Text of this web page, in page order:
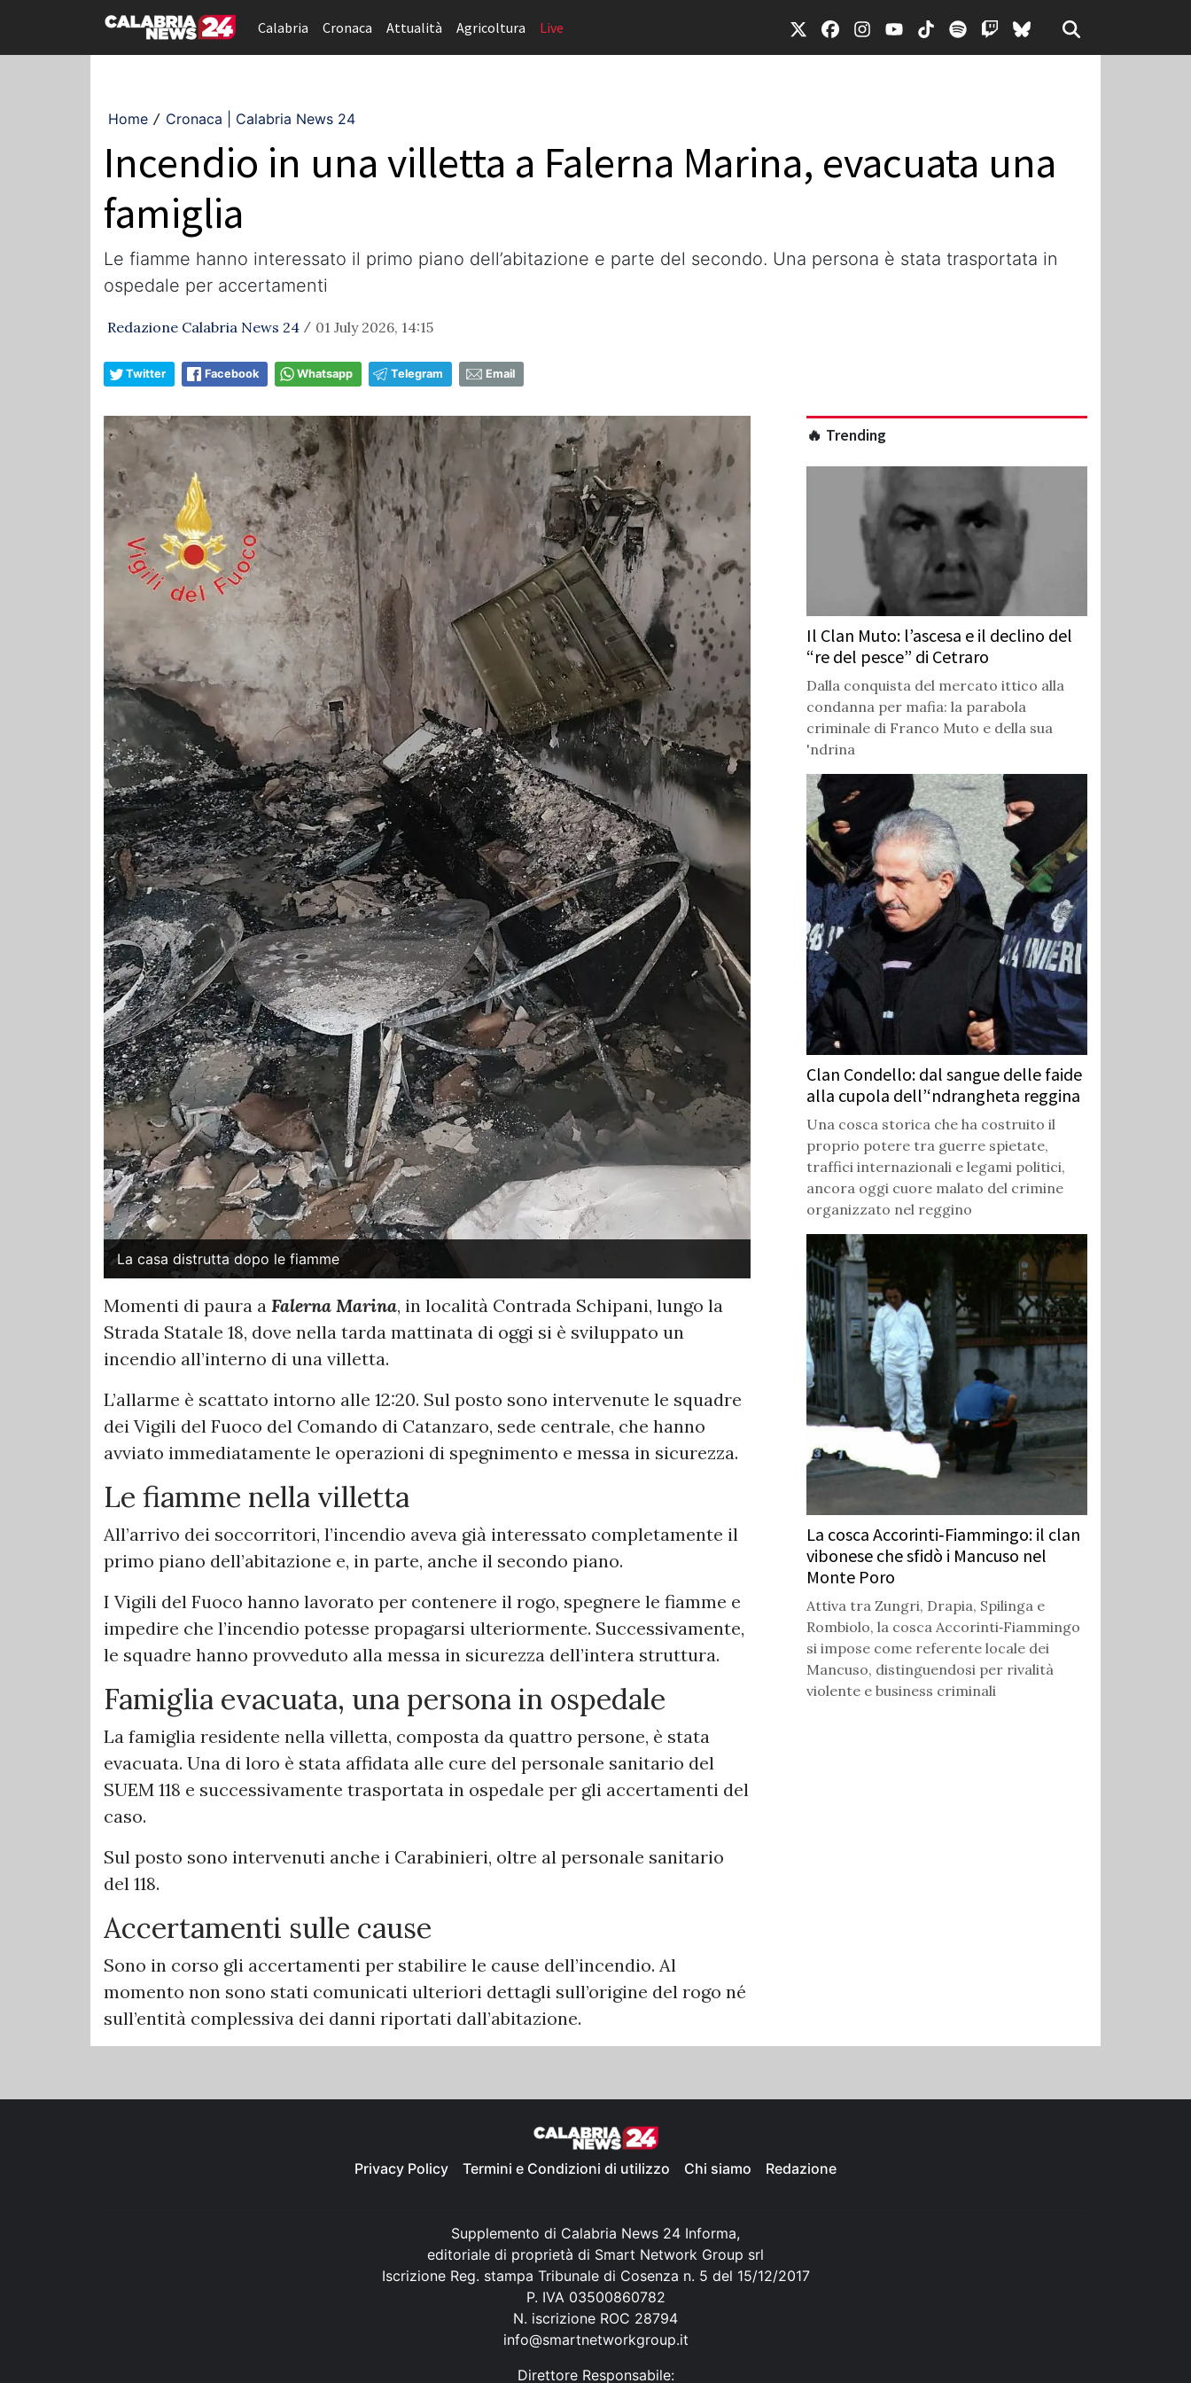
Calabria Cronaca Attualità Agricoltura Live
Home / Cronaca | Calabria News 24
Incendio in una villetta a Falerna Marina, evacuata una
famiglia
Le fiamme hanno interessato il primo piano dell’abitazione e parte del secondo. Una persona è stata trasportata in
ospedale per accertamenti
Redazione Calabria News 24 / 01 July 2026, 14:15
Twitter Facebook Whatsapp Telegram Email
La casa distrutta dopo le fiamme
Momenti di paura a Falerna Marina, in località Contrada Schipani, lungo la
Strada Statale 18, dove nella tarda mattinata di oggi si è sviluppato un
incendio all’interno di una villetta.
L’allarme è scattato intorno alle 12:20. Sul posto sono intervenute le squadre
dei Vigili del Fuoco del Comando di Catanzaro, sede centrale, che hanno
avviato immediatamente le operazioni di spegnimento e messa in sicurezza.
Le fiamme nella villetta
All’arrivo dei soccorritori, l’incendio aveva già interessato completamente il
primo piano dell’abitazione e, in parte, anche il secondo piano.
I Vigili del Fuoco hanno lavorato per contenere il rogo, spegnere le fiamme e
impedire che l’incendio potesse propagarsi ulteriormente. Successivamente,
le squadre hanno provveduto alla messa in sicurezza dell’intera struttura.
Famiglia evacuata, una persona in ospedale
La famiglia residente nella villetta, composta da quattro persone, è stata
evacuata. Una di loro è stata affidata alle cure del personale sanitario del
SUEM 118 e successivamente trasportata in ospedale per gli accertamenti del
caso.
Sul posto sono intervenuti anche i Carabinieri, oltre al personale sanitario
del 118.
Accertamenti sulle cause
Sono in corso gli accertamenti per stabilire le cause dell’incendio. Al
momento non sono stati comunicati ulteriori dettagli sull’origine del rogo né
sull’entità complessiva dei danni riportati dall’abitazione.
🔥 Trending
Il Clan Muto: l’ascesa e il declino del
“re del pesce” di Cetraro
Dalla conquista del mercato ittico alla
condanna per mafia: la parabola
criminale di Franco Muto e della sua
'ndrina
Clan Condello: dal sangue delle faide
alla cupola dell’‘ndrangheta reggina
Una cosca storica che ha costruito il
proprio potere tra guerre spietate,
traffici internazionali e legami politici,
ancora oggi cuore malato del crimine
organizzato nel reggino
La cosca Accorinti‑Fiammingo: il clan
vibonese che sfidò i Mancuso nel
Monte Poro
Attiva tra Zungri, Drapia, Spilinga e
Rombiolo, la cosca Accorinti‑Fiammingo
si impose come referente locale dei
Mancuso, distinguendosi per rivalità
violente e business criminali
Privacy Policy Termini e Condizioni di utilizzo Chi siamo Redazione
Supplemento di Calabria News 24 Informa,
editoriale di proprietà di Smart Network Group srl
Iscrizione Reg. stampa Tribunale di Cosenza n. 5 del 15/12/2017
P. IVA 03500860782
N. iscrizione ROC 28794
info@smartnetworkgroup.it
Direttore Responsabile: